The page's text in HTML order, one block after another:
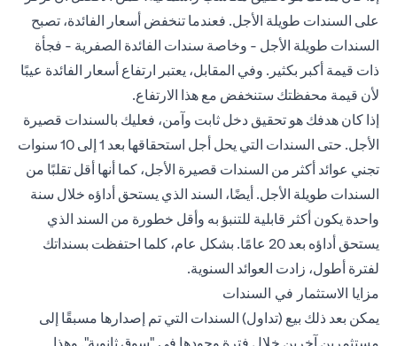
على السندات طويلة الأجل. فعندما تنخفض أسعار الفائدة، تصبح
السندات طويلة الأجل - وخاصة سندات الفائدة الصفرية - فجأة
ذات قيمة أكبر بكثير. وفي المقابل، يعتبر ارتفاع أسعار الفائدة عيبًا
لأن قيمة محفظتك ستنخفض مع هذا الارتفاع.
إذا كان هدفك هو تحقيق دخل ثابت وآمن، فعليك بالسندات قصيرة
الأجل. حتى السندات التي يحل أجل استحقاقها بعد 1 إلى 10 سنوات
تجني عوائد أكثر من السندات قصيرة الأجل، كما أنها أقل تقلبًا من
السندات طويلة الأجل. أيضًا، السند الذي يستحق أداؤه خلال سنة
واحدة يكون أكثر قابلية للتنبؤ به وأقل خطورة من السند الذي
يستحق أداؤه بعد 20 عامًا. بشكل عام، كلما احتفظت بسنداتك
لفترة أطول، زادت العوائد السنوية.
مزايا الاستثمار في السندات
يمكن بعد ذلك بيع (تداول) السندات التي تم إصدارها مسبقًا إلى